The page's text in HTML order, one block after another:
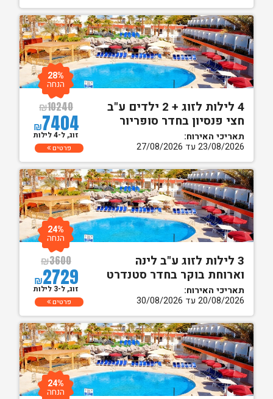
4 לילות לזוג + 2 ילדים ע"ב
חצי פנסיון בחדר סופריור
תאריכי האירוח:
23/08/2026 עד 27/08/2026
₪10240
₪7404
28%
הנחה
זוג, ל-4 לילות
פרטים
3 לילות לזוג ע"ב לינה
וארוחת בוקר בחדר סטנדרט
תאריכי האירוח:
20/08/2026 עד 30/08/2026
₪3600
₪2729
24%
הנחה
זוג, ל-3 לילות
פרטים
24%
הנחה